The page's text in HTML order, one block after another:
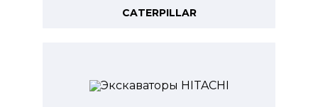
CATERPILLAR